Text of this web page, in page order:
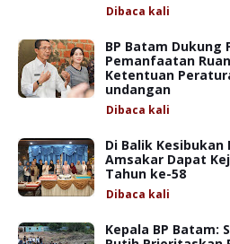
Dibaca kali
BP Batam Dukung
Pemanfaatan
Ketentuan
undangan
Dibaca kali
Di Balik
Amsakar Dapat
Tahun ke-58
Dibaca kali
Kepala BP Batam: